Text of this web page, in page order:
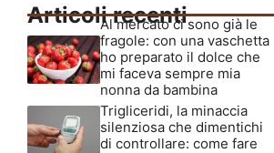
Articoli recenti
Al mercato ci sono già le
fragole: con una vaschetta
ho preparato il dolce che
mi faceva sempre mia
nonna da bambina
Trigliceridi, la minaccia
silenziosa che dimentichi
di controllare: come fare